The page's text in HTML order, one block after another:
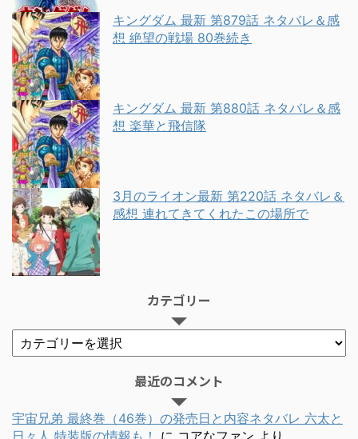
キングダム 最新 第879話 ネタバレ＆感
想 絶望の戦場 80巻続き
キングダム 最新 第880話 ネタバレ＆感
想 楽華と飛信隊
3月のライオン最新 第220話 ネタバレ＆
感想 連れてきてくれたこの場所で
カテゴリー
最近のコメント
宇宙兄弟 最終巻（46巻）の発売日と内容ネタバレ 六太と